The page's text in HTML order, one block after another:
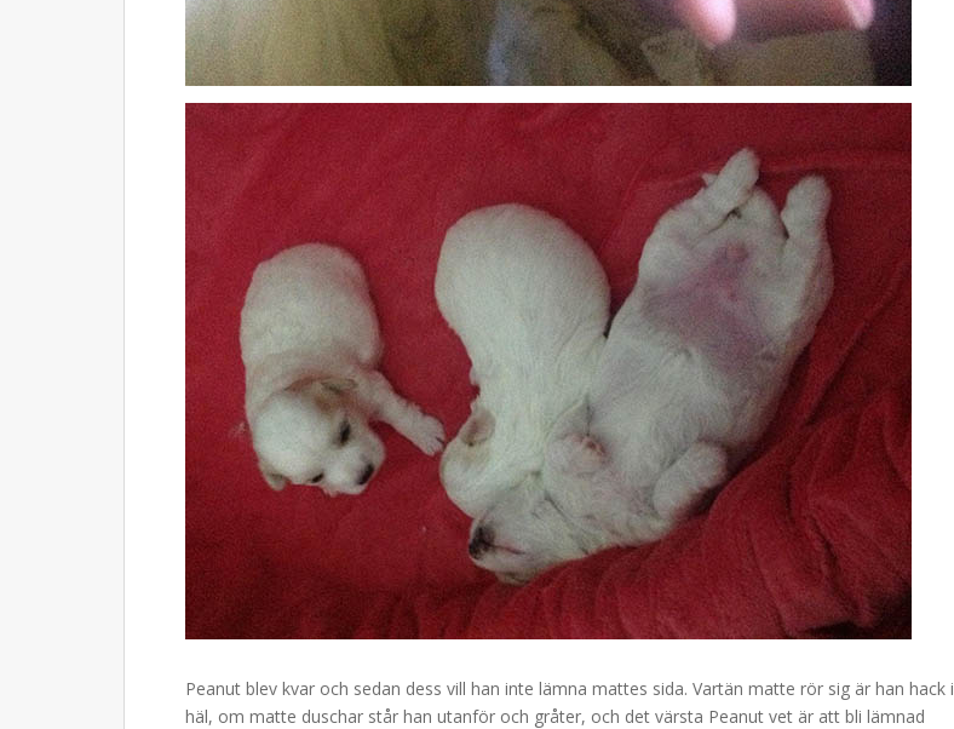
Peanut blev kvar och sedan dess vill han inte lämna mattes sida. Vartän matte rör sig är han hack i
häl, om matte duschar står han utanför och gråter, och det värsta Peanut vet är att bli lämnad